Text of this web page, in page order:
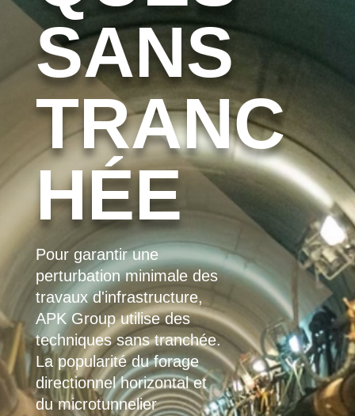
SANS
TRANC
HÉE
Pour garantir une
perturbation minimale des
travaux d'infrastructure,
APK Group utilise des
techniques sans tranchée.
La popularité du forage
directionnel horizontal et
du microtunnelier